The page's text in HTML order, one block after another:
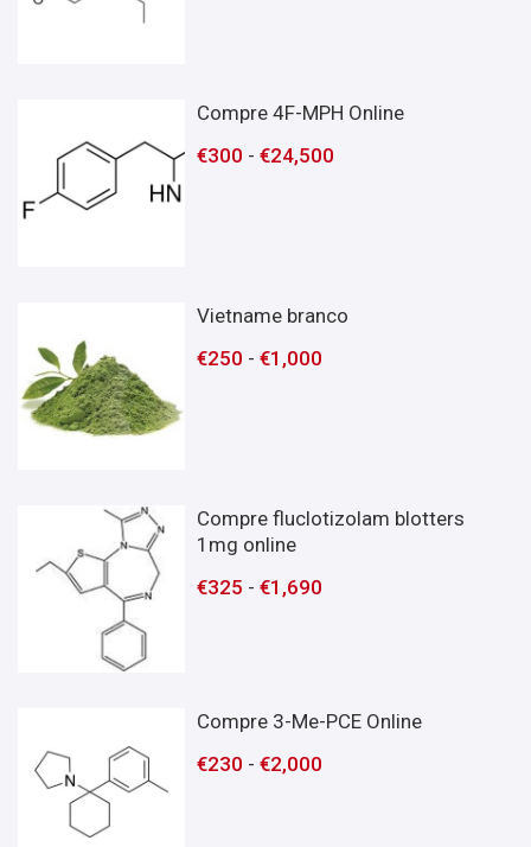
Compre 4F-MPH Online
€300 -€24,500
Vietname branco
€250 -€1,000
Compre fluclotizolam blotters
1mg online
€325 -€1,690
Compre 3-Me-PCE Online
€230 -€2,000